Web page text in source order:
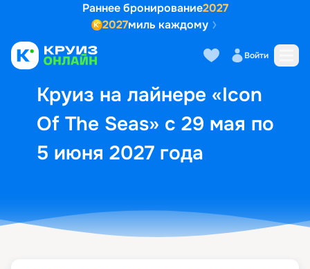
Раннее бронирование2027
2027миль каждому
Войти
Круиз на лайнере «Icon
Of The Seas» с 29 мая по
5 июня 2027 года
Выбор кают Маршрут и